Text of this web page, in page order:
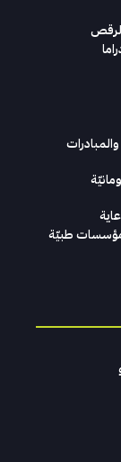
طبيّة